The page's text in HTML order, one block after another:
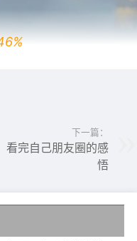
下一篇：
看完自己朋友圈的感
悟